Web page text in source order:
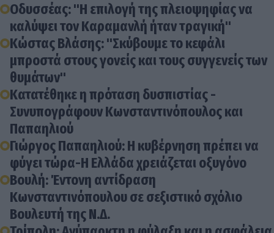
Οδυσσέας: "Η επιλογή της πλειοψηφίας να
καλύψει τον Καραμανλή ήταν τραγική"
Κώστας Βλάσης: "Σκύβουμε το κεφάλι
μπροστά στους γονείς και τους συγγενείς των
θυμάτων"
Κατατέθηκε η πρόταση δυσπιστίας -
Συνυπογράφουν Κωνσταντινόπουλος και
Παπαηλιού
Γιώργος Παπαηλιού: Η κυβέρνηση πρέπει να
φύγει τώρα-Η Ελλάδα χρειάζεται οξυγόνο
Βουλή: Έντονη αντίδραση
Κωνσταντινόπουλου σε σεξιστικό σχόλιο
Βουλευτή της Ν.Δ.